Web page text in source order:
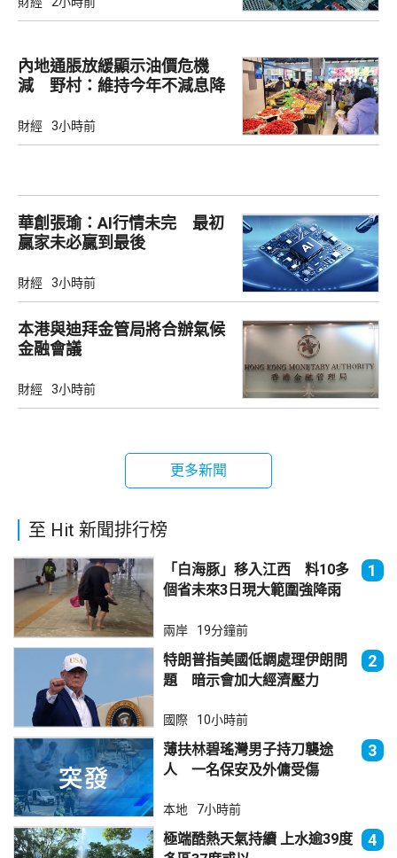
內地通脹放緩顯示油價危機
減 野村：維持今年‌不減息降
財經 3小時前
華創張瑜：AI行情未完 最初
贏家未必贏到最後
財經 3小時前
本港與迪拜金管局將合辦氣候
金融會議
財經 3小時前
更多新聞
至 Hit 新聞排行榜
「白海豚」移入江西 料10多
個省未來3日現大範圍強降雨
1
兩岸 19分鐘前
特朗普指美國低調處理伊朗問
題 暗示會加大經濟壓力
2
國際 10小時前
薄扶林碧瑤灣男子持刀襲途
人 一名保安及外傭受傷
3
本地 7小時前
極端酷熱天氣持續 上水逾39度
4